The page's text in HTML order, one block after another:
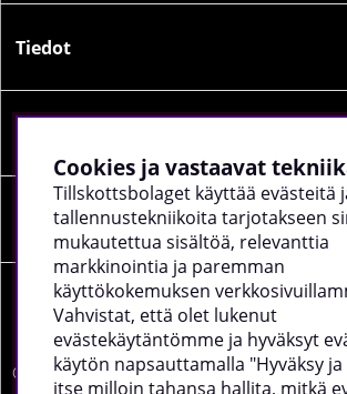
Tiedot
Yrityksen tiedot
© 2026 tillskottsbolaget.fi. Käytämme
Cookies ja vastaavat
Tillskottsbolaget käyttää evästeitä
tallennustekniikoita tarjotakseen
mukautettua sisältöä, relevanttia
markkinointia ja paremman
käyttökokemuksen
Vahvistat, että olet lukenut
evästekäytäntömme ja hyväksyt
käytön napsauttamalla "Hyväksy
itse milloin tahansa hallita, mitkä